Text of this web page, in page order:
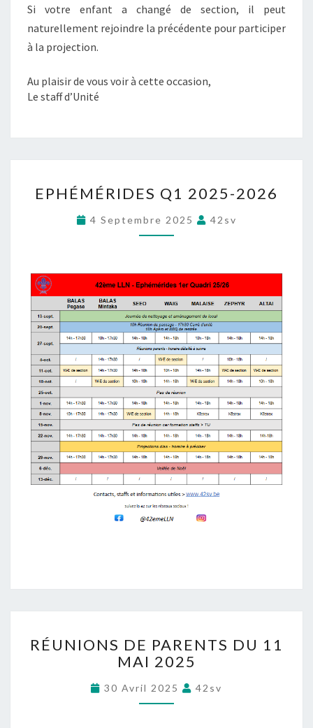
Si votre enfant a changé de section, il peut
naturellement rejoindre la précédente pour participer
à la projection.
Au plaisir de vous voir à cette occasion,
Le staff d’Unité
P
É
M
R
I
D
E
S
Q
1
2
0
2
5
-
2
0
2
6
EPHÉMÉRIDES Q1 2025-2026
4 Septembre 2025 42sv
É
U
I
O
RÉUNIONS DE PARENTS DU 11
MAI 2025
30 Avril 2025 42sv